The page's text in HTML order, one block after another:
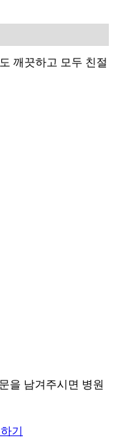
깨끗하고 모두 친절
을 남겨주시면 병원
기